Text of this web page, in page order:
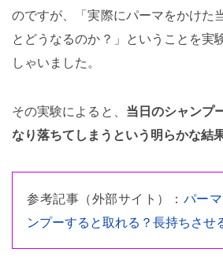
のですが、「実際にパーマをかけた
とどうなるのか？」ということを実
しゃいました。
その実験によると、 当日のシャンプ
なり落ちてしまうという明らかな結
参考記事（外部サイト）： パー
ンプーすると取れる？長持ちさせ